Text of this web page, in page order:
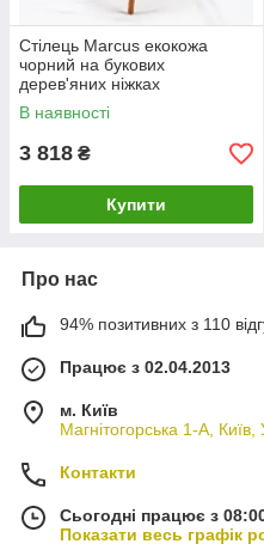
Стілець Marcus екокожа
чорний на букових
дерев'яних ніжках
В наявності
3 818 ₴
Купити
Про нас
94% позитивних з 110
Працює з 02.04.2013
м. Київ
Магнітогорська 1-А, Київ,
Контакти
Сьогодні працює з
Показати весь графік